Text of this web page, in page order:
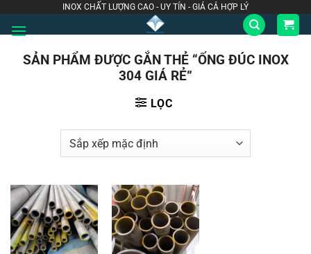
qua
dung
INOX CHẤT LƯỢNG CAO - UY TÍN - GIÁ CẢ HỢP LÝ
SẢN PHẨM ĐƯỢC GẮN THẺ “ỐNG ĐÚC INOX
304 GIÁ RẺ”
LỌC